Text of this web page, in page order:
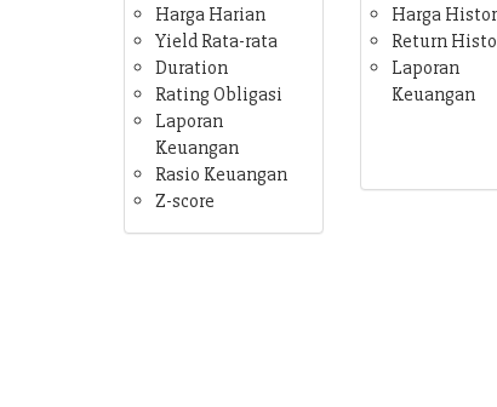
Harga Harian
Yield Rata-rata
Duration
Rating Obligasi
Laporan
Keuangan
Rasio Keuangan
Z-score
Harga
Return
Laporan
Keuangan